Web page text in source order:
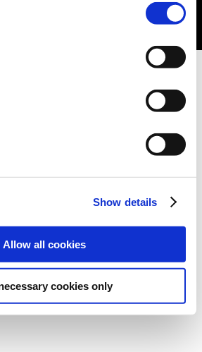
Show details
Allow all cookies
cookies only